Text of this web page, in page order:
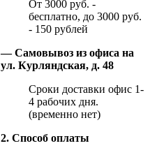
От 3000 руб. -
бесплатно, до 3000 руб.
- 150 рублей
— Самовывоз из офиса на
ул. Курляндская, д. 48
Сроки доставки офис 1-
4 рабочих дня.
(временно нет)
2. Способ оплаты